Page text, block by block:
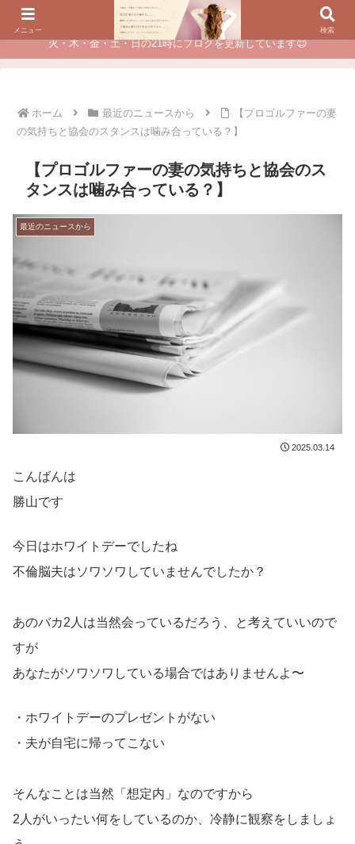
夫に不倫されたつらい経験が、あなたのチャンスに変わるカウンセリング
火・木・金・土・日の21時にブログを更新しています😊
ホーム 最近のニュースから
【プロゴルファーの妻
の気持ちと協会のスタンスは噛み合っている？】
【プロゴルファーの妻の気持ちと協会のス
タンスは噛み合っている？】
最近のニュースから
2025.03.14
こんばんは
勝山です
今日はホワイトデーでしたね
不倫脳夫はソワソワしていませんでしたか？
あのバカ2人は当然会っているだろう、と考えていいので
すが
あなたがソワソワしている場合ではありませんよ〜
・ホワイトデーのプレゼントがない
・夫が自宅に帰ってこない
そんなことは当然「想定内」なのですから
2人がいったい何をしているのか、冷静に観察をしましょ
メニュー 検索